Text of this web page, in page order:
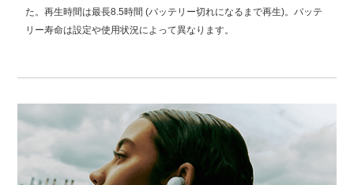
た。再生時間は最長8.5時間 (バッテリー切れになるまで再生)。バッテ
リー寿命は設定や使用状況によって異なります。